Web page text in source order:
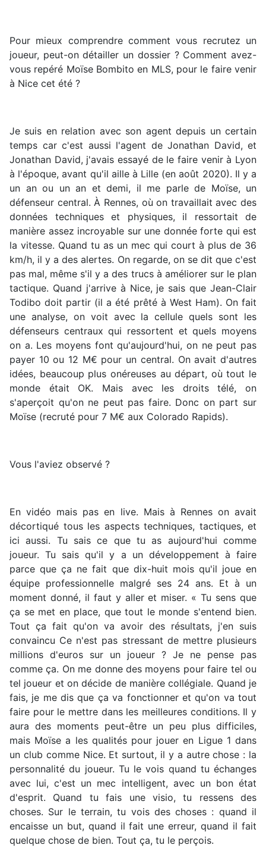
Pour mieux comprendre comment vous recrutez un
joueur, peut-on détailler un dossier ? Comment avez-
vous repéré Moïse Bombito en MLS, pour le faire venir
à Nice cet été ?
Je suis en relation avec son agent depuis un certain
temps car c'est aussi l'agent de Jonathan David, et
Jonathan David, j'avais essayé de le faire venir à Lyon
à l'époque, avant qu'il aille à Lille (en août 2020). Il y a
un an ou un an et demi, il me parle de Moïse, un
défenseur central. À Rennes, où on travaillait avec des
données techniques et physiques, il ressortait de
manière assez incroyable sur une donnée forte qui est
la vitesse. Quand tu as un mec qui court à plus de 36
km/h, il y a des alertes. On regarde, on se dit que c'est
pas mal, même s'il y a des trucs à améliorer sur le plan
tactique. Quand j'arrive à Nice, je sais que Jean-Clair
Todibo doit partir (il a été prêté à West Ham). On fait
une analyse, on voit avec la cellule quels sont les
défenseurs centraux qui ressortent et quels moyens
on a. Les moyens font qu'aujourd'hui, on ne peut pas
payer 10 ou 12 M€ pour un central. On avait d'autres
idées, beaucoup plus onéreuses au départ, où tout le
monde était OK. Mais avec les droits télé, on
s'aperçoit qu'on ne peut pas faire. Donc on part sur
Moïse (recruté pour 7 M€ aux Colorado Rapids).
Vous l'aviez observé ?
En vidéo mais pas en live. Mais à Rennes on avait
décortiqué tous les aspects techniques, tactiques, et
ici aussi. Tu sais ce que tu as aujourd'hui comme
joueur. Tu sais qu'il y a un développement à faire
parce que ça ne fait que dix-huit mois qu'il joue en
équipe professionnelle malgré ses 24 ans. Et à un
moment donné, il faut y aller et miser. « Tu sens que
ça se met en place, que tout le monde s'entend bien.
Tout ça fait qu'on va avoir des résultats, j'en suis
convaincu Ce n'est pas stressant de mettre plusieurs
millions d'euros sur un joueur ? Je ne pense pas
comme ça. On me donne des moyens pour faire tel ou
tel joueur et on décide de manière collégiale. Quand je
fais, je me dis que ça va fonctionner et qu'on va tout
faire pour le mettre dans les meilleures conditions. Il y
aura des moments peut-être un peu plus difficiles,
mais Moïse a les qualités pour jouer en Ligue 1 dans
un club comme Nice. Et surtout, il y a autre chose : la
personnalité du joueur. Tu le vois quand tu échanges
avec lui, c'est un mec intelligent, avec un bon état
d'esprit. Quand tu fais une visio, tu ressens des
choses. Sur le terrain, tu vois des choses : quand il
encaisse un but, quand il fait une erreur, quand il fait
quelque chose de bien. Tout ça, tu le perçois.